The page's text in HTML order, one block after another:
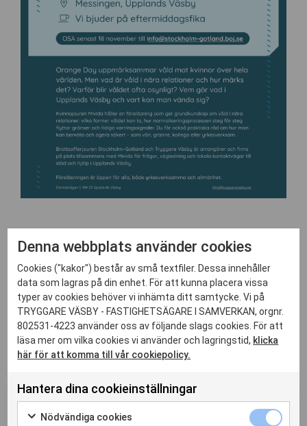
Relaterade nyheter
Aktuellt
03 Juli 2026
Vi vårdar kabelskåpskonsten –
Denna webbplats använder cookies
Cookies ("kakor") består av små textfiler. Dessa innehåller
data som lagras på din enhet. För att kunna placera vissa
typer av cookies behöver vi inhämta ditt samtycke. Vi på
TRYGGARE VÄSBY - FASTIGHETSÄGARE I SAMVERKAN, orgnr.
802531-4223 använder oss av följande slags cookies. För att
läsa mer om vilka cookies vi använder och lagringstid, klicka
här för att komma till vår cookiepolicy.
Hantera dina cookieinställningar
Nödvändiga cookies